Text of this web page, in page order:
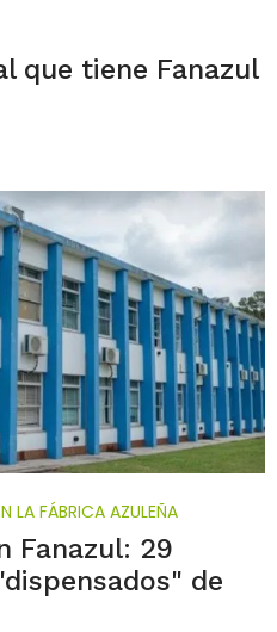
que tiene Fanazul
LA FÁBRICA AZULEÑA
Fanazul: 29
de